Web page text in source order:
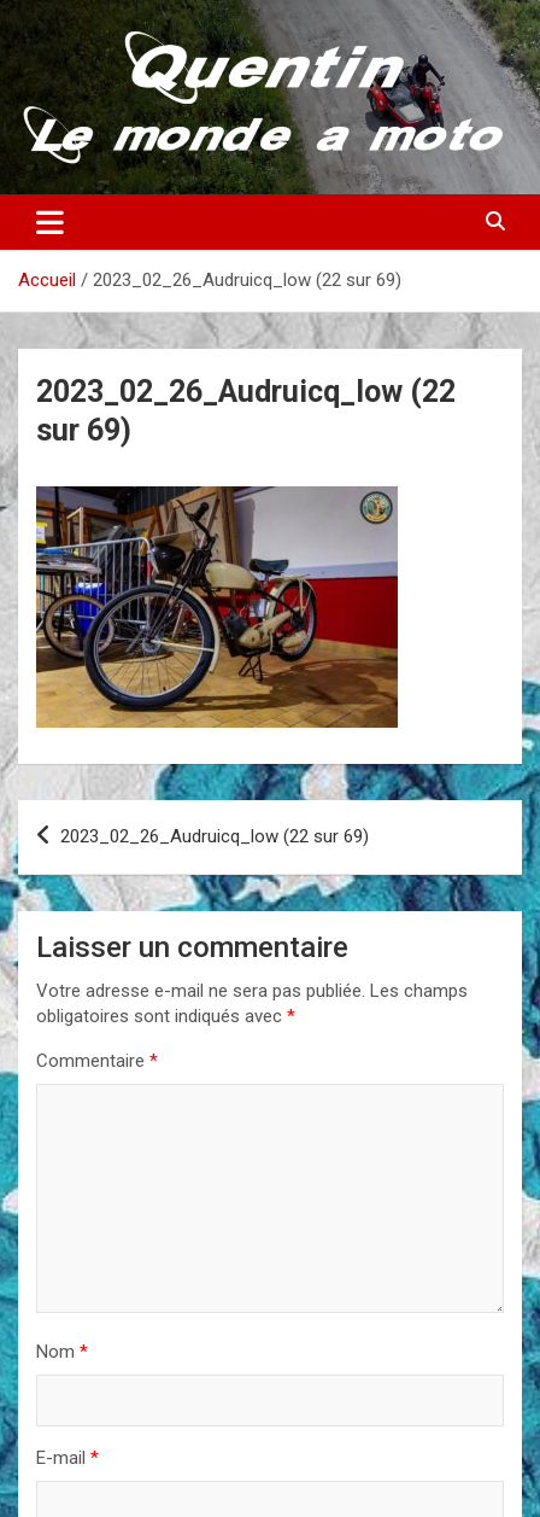
Aller
au
contenu
Quentin – Le monde à moto
Partez à la découverte du monde en vieille bécane
Accueil 2023_02_26_Audruicq_low (22 sur 69)
2023_02_26_Audruicq_low (22
sur 69)
Navigation
de
l’article
2023_02_26_Audruicq_low (22 sur 69)
Laisser un commentaire
Votre adresse e-mail ne sera pas publiée. Les champs
obligatoires sont indiqués avec *
Commentaire *
Nom *
E-mail *